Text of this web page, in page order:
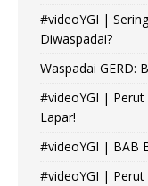
#videoYGI |
Diwaspadai?
Waspadai GERD:
#videoYGI | Perut
Lapar!
#videoYGI | BAB
#videoYGI | Perut